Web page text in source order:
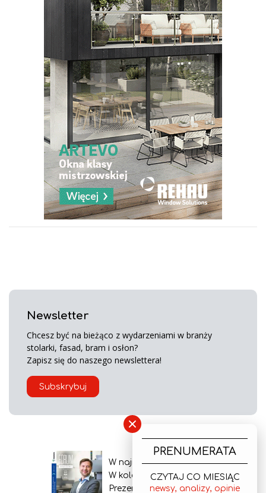
Newsletter
Chcesz być na bieżąco z wydarzeniami w branży
stolarki, fasad, bram i osłon?
Zapisz się do naszego newslettera!
Subskrybuj
W najnowszym wydaniu
W kolejnym numerze
Prezentacja gazety
×
PRENUMERATA
CZYTAJ CO MIESIĄC
newsy, analizy, opinie